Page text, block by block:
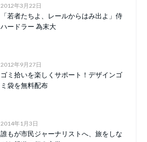
2012年3月22日
「若者たちよ、レールからはみ出よ」侍
ハードラー 為末大
2012年9月27日
ゴミ拾いを楽しくサポート！デザインゴ
ミ袋を無料配布
2014年1月3日
誰もが市民ジャーナリストへ、旅をしな